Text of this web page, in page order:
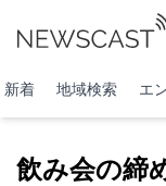
新着 地域検索 エ
飲み会の締